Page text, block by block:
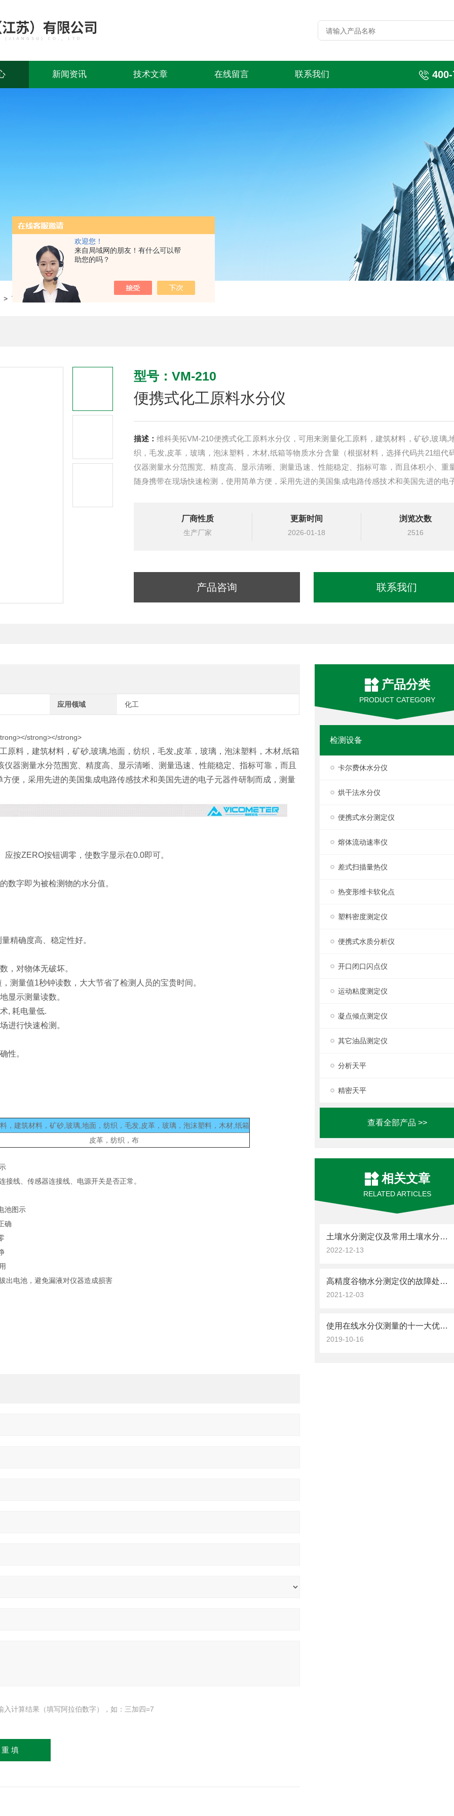
欢迎您！
来自局域网的朋友！有什么可以帮
助您的吗？
新闻资讯 技术文章 在线留言 联系我们
> VM-210便携式化工原料水分仪
型号：VM-210
便携式化工原料水分仪
描述： 维科美拓VM-210便携式化工原料水分仪，可用来测量化工原料，建筑材料，矿砂,玻璃,
织，毛发,皮革，玻璃，泡沫塑料，木材,纸箱等物质水分含量（根据材料，选择代码共21组代
仪器测量水分范围宽、精度高、显示清晰、测量迅速、性能稳定、指标可靠，而且体积小、重
随身携带在现场快速检测，使用简单方便，采用先进的美国集成电路传感技术和美国先进的电
厂商性质
生产厂家
更新时间
2026-01-18
浏览次数
2516
产品咨询 联系我们
产品分类
PRODUCT CATEGORY
检测设备
卡尔费休水分仪
烘干法水分仪
便携式水分测定仪
熔体流动速率仪
差式扫描量热仪
热变形维卡软化点
塑料密度测定仪
便携式水质分析仪
开口闭口闪点仪
运动粘度测定仪
凝点倾点测定仪
其它油品测定仪
分析天平
精密天平
查看全部产品 >>
相关文章
RELATED ARTICLES
土壤水分测定仪及常用土壤水分测定方法介绍
2022-12-13
高精度谷物水分测定仪的故障处理方法如下
2021-12-03
使用在线水分仪测量的十一大优点说明
2019-10-16
应用领域 化工
原料，建筑材料，矿砂,玻璃,地面，纺织，毛发,皮革，玻璃，泡沫塑料，木材,纸箱
器测量水分范围宽、精度高、显示清晰、测量迅速、性能稳定、指标可靠，而且
便，采用先进的美国集成电路传感技术和美国先进的电子元器件研制而成，测量
按ZERO按钮调零，使数字显示在0.0即可。
数字即为被检测物的水分值。
精确度高、稳定性好。
，对物体无破坏。
测量值1秒钟读数，大大节省了检测人员的宝贵时间。
显示测量读数。
, 耗电量低.
进行快速检测。
性。
，建筑材料，矿砂,玻璃,地面，纺织，毛发,皮革，玻璃，泡沫塑料，木材,纸箱
皮革，纺织，布
接线、传感器连接线、电源开关是否正常。
池图示
确
出电池，避免漏液对仪器造成损害
入计算结果（填写阿拉伯数字），如：三加四=7